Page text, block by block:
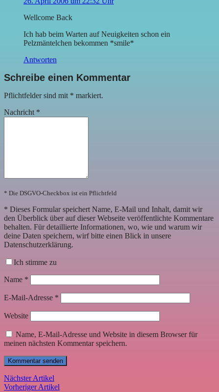
Wellcome Back
Ich hab beim Warten auf Neuigkeiten schon ein
Pelzmäntelchen bekommen *smile*
Antworten
Schreibe einen Kommentar
Pflichtfelder sind mit * markiert.
Nachricht *
* Die DSGVO-Checkbox ist ein Pflichtfeld
* Dieses Formular speichert Name, E-Mail und Inhalt, damit wir
den Überblick über auf dieser Webseite veröffentlichte Kommentare
behalten. Für detaillierte Informationen, wo, wie und warum wir
deine Daten speichern, wirf bitte einen Blick in unsere
Datenschutzerklärung.
Ich stimme zu
Name *
E-Mail-Adresse *
Website
Name, E-Mail-Adresse und Website in diesem Browser für
meinen nächsten Kommentar speichern.
Nächster Artikel
Vorheriger Artikel